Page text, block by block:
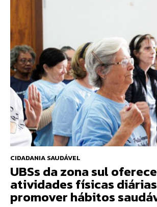
CIDADANIA SAUDÁVEL
UBSs da zona sul
atividades físicas
promover hábitos